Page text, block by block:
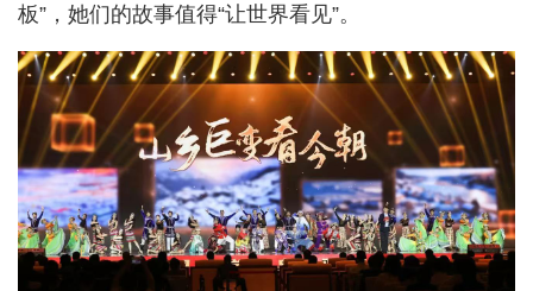
板”，她们的故事值得“让世界看见”。